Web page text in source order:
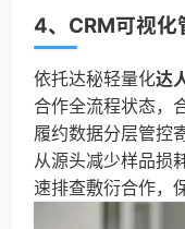
4、CRM可视化
依托达秘轻量化达
合作全流程状态，
履约数据分层管控
从源头减少样品损
速排查敷衍合作，